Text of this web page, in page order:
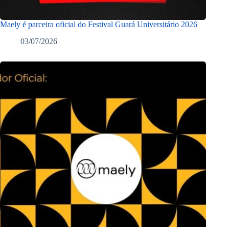
Maely é parceira oficial do Festival Guará Universitário 2026
03/07/2026